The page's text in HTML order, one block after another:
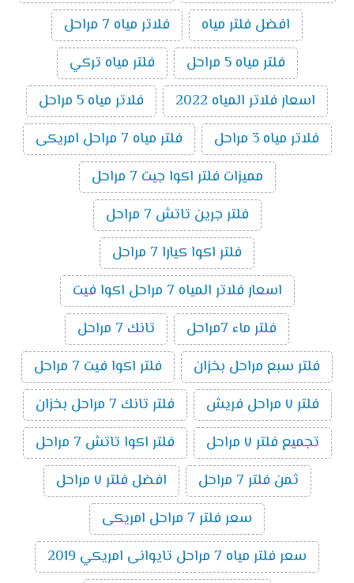
افضل فلتر مياه
فلاتر مياه 7 مراحل
فلتر مياه 5 مراحل
فلتر مياه تركي
اسعار فلاتر المياه 2022
فلاتر مياه 5 مراحل
فلاتر مياه 3 مراحل
فلتر مياه 7 مراحل امريكى
مميزات فلتر اكوا جيت 7 مراحل
فلتر جرين تاتش 7 مراحل
فلتر اكوا كيارا 7 مراحل
اسعار فلاتر المياه 7 مراحل اكوا فيت
فلتر ماء 7مراحل
تانك 7 مراحل
فلتر سبع مراحل بخزان
فلتر اكوا فيت 7 مراحل
فلتر ٧ مراحل فريش
فلتر تانك 7 مراحل بخزان
تجميع فلتر ٧ مراحل
فلتر اكوا تاتش 7 مراحل
ثمن فلتر 7 مراحل
افضل فلتر ٧ مراحل
سعر فلتر 7 مراحل امريكى
سعر فلتر مياه 7 مراحل تايوانى امريكي 2019